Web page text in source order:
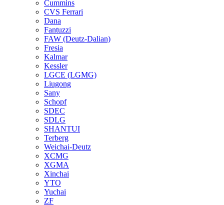
Cummins
CVS Ferrari
Dana
Fantuzzi
FAW (Deutz-Dalian)
Fresia
Kalmar
Kessler
LGCE (LGMG)
Liugong
Sany
Schopf
SDEC
SDLG
SHANTUI
Terberg
Weichai-Deutz
XCMG
XGMA
Xinchai
YTO
Yuchai
ZF